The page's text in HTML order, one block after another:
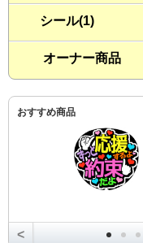
シール(1)
オーナー商品
おすすめ商品
<